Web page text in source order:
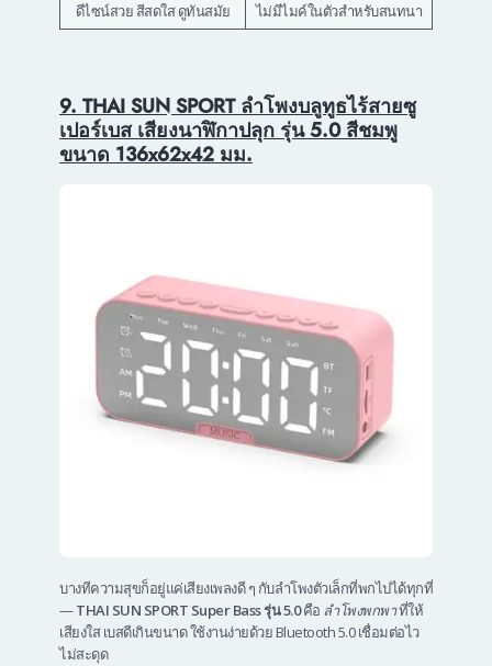
ดีไซน์สวย สีสดใส ดูทันสมัย
ไม่มีไมค์ในตัวสำหรับสนทนา
9. THAI SUN SPORT ลำโพงบลูทูธไร้สายซู
เปอร์เบส เสียงนาฬิกาปลุก รุ่น 5.0 สีชมพู
ขนาด 136x62x42 มม.
บางทีความสุขก็อยู่แค่เสียงเพลงดี ๆ กับลำโพงตัวเล็กที่พกไปได้ทุกที่
—THAI SUN SPORT Super Bass รุ่น 5.0คือ ลำโพงพกพาที่ให้
เสียงใส เบสดีเกินขนาด ใช้งานง่ายด้วย Bluetooth 5.0 เชื่อมต่อไว
ไม่สะดุด